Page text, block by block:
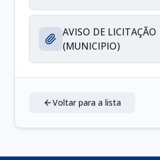
AVISO DE LICITAÇÃO
(MUNICIPIO)
Voltar para a lista